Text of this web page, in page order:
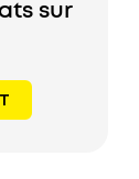
sur